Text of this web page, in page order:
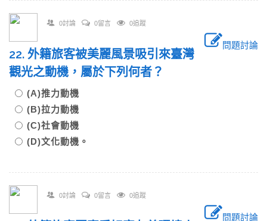
0討論 0留言 0追蹤
問題討論
22. 外籍旅客被美麗風景吸引來臺灣
觀光之動機，屬於下列何者？
(A)推力動機
(B)拉力動機
(C)社會動機
(D)文化動機。
0討論 0留言 0追蹤
問題討論